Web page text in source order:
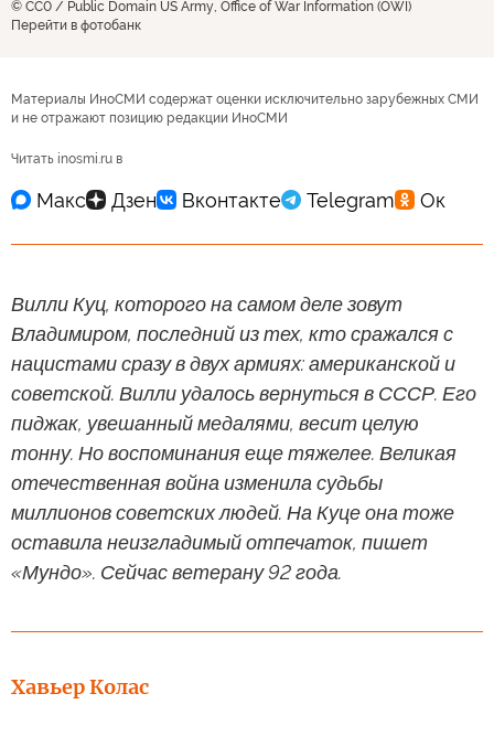
© CC0 / Public Domain US Army, Office of War Information (OWI)
Перейти в фотобанк
Материалы ИноСМИ содержат оценки исключительно зарубежных СМИ
и не отражают позицию редакции ИноСМИ
Читать inosmi.ru в
Вилли Куц, которого на самом деле зовут
Владимиром, последний из тех, кто сражался с
нацистами сразу в двух армиях: американской и
советской. Вилли удалось вернуться в СССР. Его
пиджак, увешанный медалями, весит целую
тонну. Но воспоминания еще тяжелее. Великая
отечественная война изменила судьбы
миллионов советских людей. На Куце она тоже
оставила неизгладимый отпечаток, пишет
«Мундо». Сейчас ветерану 92 года.
Хавьер Колас